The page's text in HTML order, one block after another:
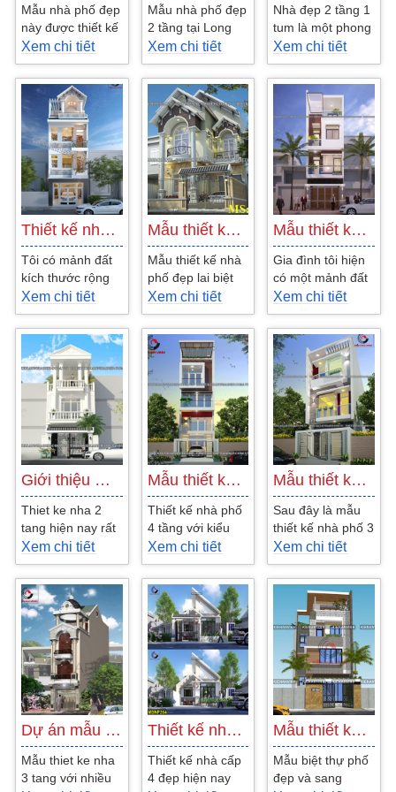
Mẫu nhà phố đẹp
này được thiết kế
xây dựng trên
mảnh đất mặt
tiền 4m. Các
kiến...
Xem chi tiết
Mẫu nhà phố đẹp
2 tầng tại Long
Thành, Đồng Nai
được thiết kế
khéo léo và đẹp
mắt...
Xem chi tiết
Nhà đẹp 2 tầng 1
tum là một phong
cách kiến trúc rất
được nhiều người
ưa chuộng
trong...
Xem chi tiết
Thiết kế nhà ống 3 tầng tại Bến Thành…
Tôi có mảnh đất
kích thước rộng
4,4m dài 20m, 2
bên và đằng sau
tiếp giáp nhà
hàng xóm....
Xem chi tiết
Mẫu thiết kế nhà biệt thự đẹp hiện…
Mẫu thiết kế nhà
phố đẹp lai biệt
thự mái thái diện
tích 160m2 dưới
đây Công ty
muốn...
Xem chi tiết
Mẫu thiết kế nhà 3 tầng đẹp hiện đại…
Gia đình tôi hiện
có một mảnh đất
với diện tích
khoảng 60m2
hiện tại tôi muốn
xây...
Xem chi tiết
Giới thiệu mẫu thiết kế nhà phố 2 tầng…
Thiet ke nha 2
tang hiện nay rất
được nhiều người
ưu chuộng đã và
đang đà phát
triển...
Xem chi tiết
Mẫu thiết kế nhà 4 tầng phong cách thời…
Thiết kế nhà phố
4 tầng với kiểu
dáng đẹp thời
thượng, với nhà
mặt tiền 4m với...
Xem chi tiết
Mẫu thiết kế nhà phố 3 tầng hiện đại…
Sau đây là mẫu
thiết kế nhà phố 3
tầng sử dụng mái
bê tông cốt thép
do KTS Ngô Chí
Công...
Xem chi tiết
Dự án mẫu thiết kế nhà phố cổ điển…
Mẫu thiet ke nha
3 tang với nhiều
Thiết kế nhà cấp 4 đẹp hiện đại và…
Thiết kế nhà cấp
4 đẹp hiện nay
Mẫu thiết kế biệt thự phố tại TP Sa…
Mẫu biệt thự phố
đẹp và sang